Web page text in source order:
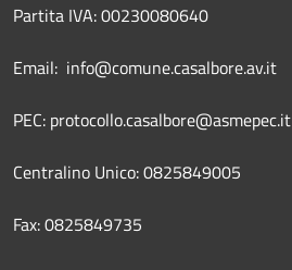
Partita IVA: 00230080640
Email: info@comune.casalbore.av.it
PEC: protocollo.casalbore@asmepec.it
Centralino Unico: 0825849005
Fax: 0825849735